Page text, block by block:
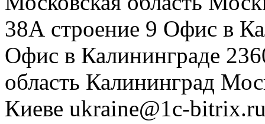
38А строение 9 Офис в
Офис в Калининграде
область Калининград
Киеве ukraine@1c-